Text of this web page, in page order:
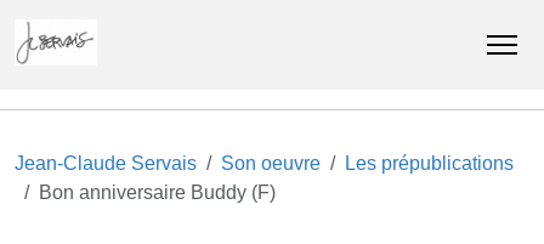
Jean-Claude Servais Son oeuvre
Les prépublications
Bon anniversaire Buddy (F)